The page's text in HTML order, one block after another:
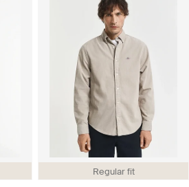
Regular fit